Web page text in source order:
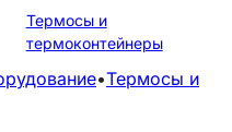
Термосы и
термоконтейнеры
•Термосы и